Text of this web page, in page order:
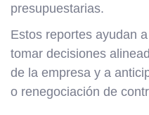
presupuestarias.
Estos reportes ayudan
tomar decisiones
de la empresa y a
o renegociación de